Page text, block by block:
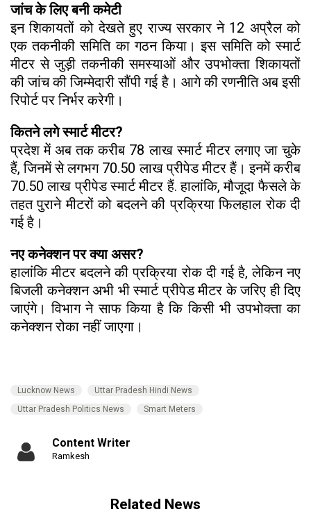
जांच के लिए बनी कमेटी
इन शिकायतों को देखते हुए राज्य सरकार ने 12 अप्रैल को
एक तकनीकी समिति का गठन किया। इस समिति को स्मार्ट
मीटर से जुड़ी तकनीकी समस्याओं और उपभोक्ता शिकायतों
की जांच की जिम्मेदारी सौंपी गई है। आगे की रणनीति अब इसी
रिपोर्ट पर निर्भर करेगी।
कितने लगे स्मार्ट मीटर?
प्रदेश में अब तक करीब 78 लाख स्मार्ट मीटर लगाए जा चुके
हैं, जिनमें से लगभग 70.50 लाख प्रीपेड मीटर हैं। इनमें करीब
70.50 लाख प्रीपेड स्मार्ट मीटर हैं. हालांकि, मौजूदा फैसले के
तहत पुराने मीटरों को बदलने की प्रक्रिया फिलहाल रोक दी
गई है।
नए कनेक्शन पर क्या असर?
हालांकि मीटर बदलने की प्रक्रिया रोक दी गई है, लेकिन नए
बिजली कनेक्शन अभी भी स्मार्ट प्रीपेड मीटर के जरिए ही दिए
जाएंगे। विभाग ने साफ किया है कि किसी भी उपभोक्ता का
कनेक्शन रोका नहीं जाएगा।
Lucknow News
Uttar Pradesh Hindi News
Uttar Pradesh Politics News
Smart Meters
Content Writer
Ramkesh
Related News